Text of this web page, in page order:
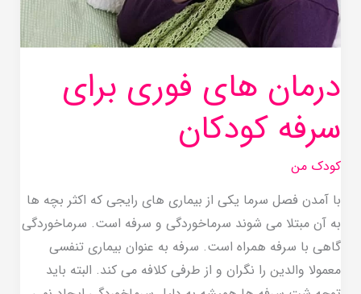
درمان های فوری برای
سرفه کودکان
کودک من
با آمدن فصل سرما یکی از بیماری های رایجی که اکثر بچه ها
به آن مبتلا می شوند سرماخوردگی و سرفه است. سرماخوردگی
گاهی با سرفه همراه است. سرفه به عنوان بیماری تنفسی
معمولا والدین را نگران و از طرفی کلافه می کند. البته باید